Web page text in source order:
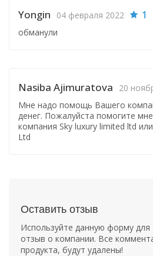
Yongin 04 февраля 2022 1
обманули
Nasiba Ajimuratova 20
Мне надо помощь Вашего
денег. Пожалуйста помогите
компания Sky luxury limited ltd
Ltd
Оставить отзыв
Используйте данную форму
отзыв о компании. Все
продукта, будут удалены!